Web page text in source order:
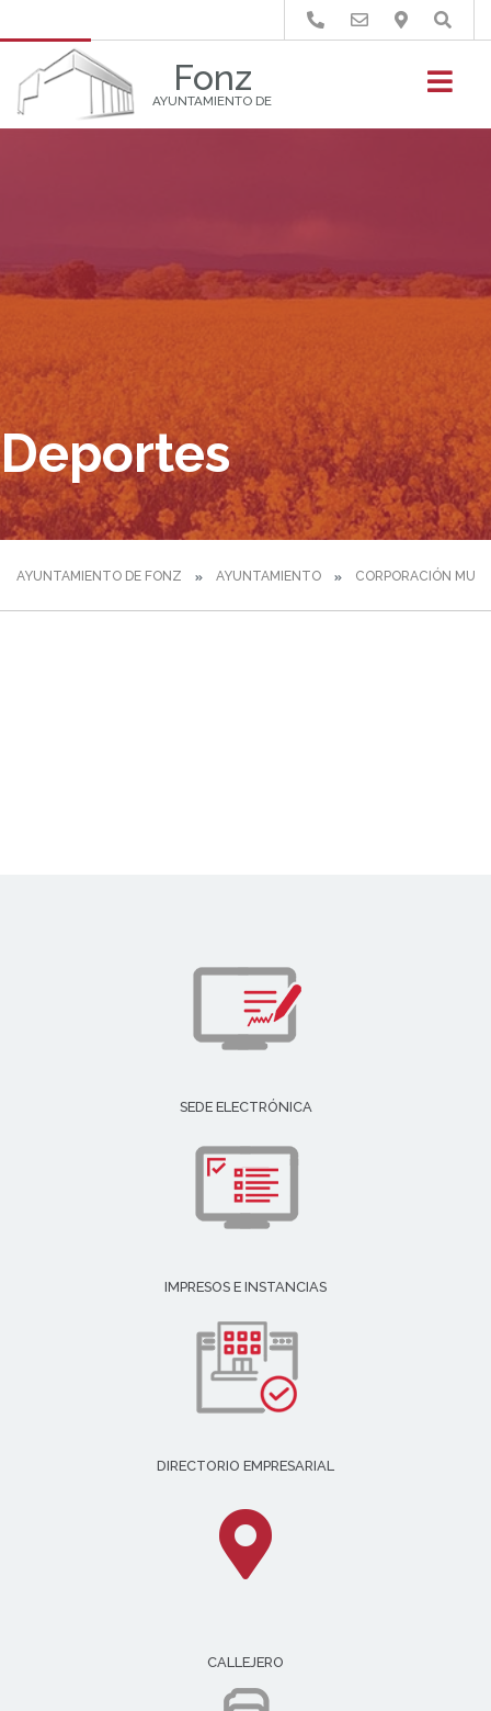
Fonz
AYUNTAMIENTO DE
Buscar
Deportes
AYUNTAMIENTO DE FONZ AYUNTAMIENTO CORPORACIÓN
SEDE ELECTRÓNICA
IMPRESOS E INSTANCIAS
DIRECTORIO EMPRESARIAL
CALLEJERO